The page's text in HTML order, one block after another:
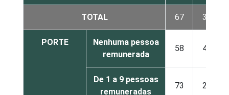
TOTAL 67 33
PORTE
Nenhuma pessoa
remunerada
58 40
De 1 a 9 pessoas
remuneradas
73 27